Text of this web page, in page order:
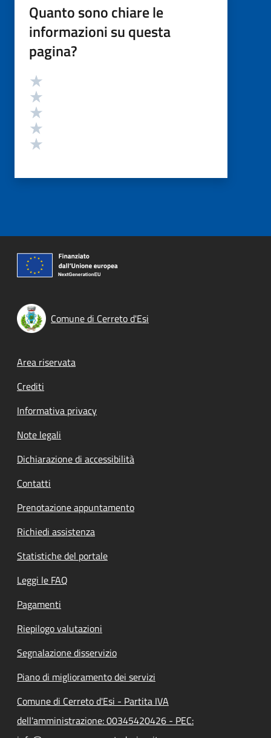
Quanto sono chiare le
informazioni su questa
pagina?
Valutazione
Comune di Cerreto d'Esi
Footer menu
Area riservata
Crediti
Informativa privacy
Note legali
Dichiarazione di accessibilità
Contatti
Prenotazione appuntamento
Richiedi assistenza
Statistiche del portale
Leggi le FAQ
Pagamenti
Riepilogo valutazioni
Segnalazione disservizio
Piano di miglioramento dei servizi
Comune di Cerreto d'Esi - Partita IVA
dell'amministrazione: 00345420426 - PEC: